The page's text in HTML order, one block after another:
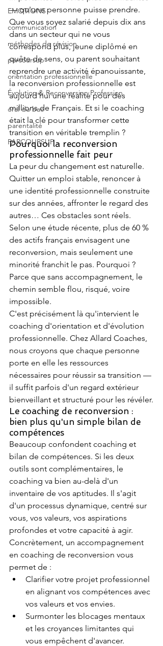
EMOTIONS
communication
méthodes de révision
parcoursup
orientation professionnelle
Évolution & Reconversion Profession
oral du bac
parentalité
PARCOURSUP
— qu'une personne puisse prendre.
Que vous soyez salarié depuis dix ans
dans un secteur qui ne vous
correspond plus, jeune diplômé en
quête de sens, ou parent souhaitant
reprendre une activité épanouissante,
la reconversion professionnelle est
aujourd'hui une réalité pour des
millions de Français. Et si le coaching
était la clé pour transformer cette
transition en véritable tremplin ?
Pourquoi la reconversion
professionnelle fait peur
La peur du changement est naturelle.
Quitter un emploi stable, renoncer à
une identité professionnelle construite
sur des années, affronter le regard des
autres… Ces obstacles sont réels.
Selon une étude récente, plus de 60 %
des actifs français envisagent une
reconversion, mais seulement une
minorité franchit le pas. Pourquoi ?
Parce que sans accompagnement, le
chemin semble flou, risqué, voire
impossible.
C'est précisément là qu'intervient le
coaching d'orientation et d'évolution
professionnelle. Chez Allard Coaches,
nous croyons que chaque personne
porte en elle les ressources
nécessaires pour réussir sa transition —
il suffit parfois d'un regard extérieur
bienveillant et structuré pour les révéler.
Le coaching de reconversion :
bien plus qu'un simple bilan de
compétences
Beaucoup confondent coaching et
bilan de compétences. Si les deux
outils sont complémentaires, le
coaching va bien au-delà d'un
inventaire de vos aptitudes. Il s'agit
d'un processus dynamique, centré sur
vous, vos valeurs, vos aspirations
profondes et votre capacité à agir.
Concrètement, un accompagnement
en coaching de reconversion vous
permet de :
Clarifier votre projet professionnel
en alignant vos compétences avec
vos valeurs et vos envies.
Surmonter les blocages mentaux
et les croyances limitantes qui
vous empêchent d'avancer.